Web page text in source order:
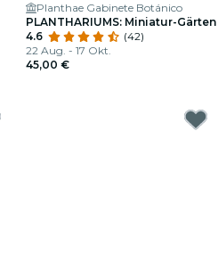
Planthae Gabinete Botánico
PLANTHARIUMS: Miniatur-Gärten
4.6
(42)
22 Aug. - 17 Okt.
45,00 €